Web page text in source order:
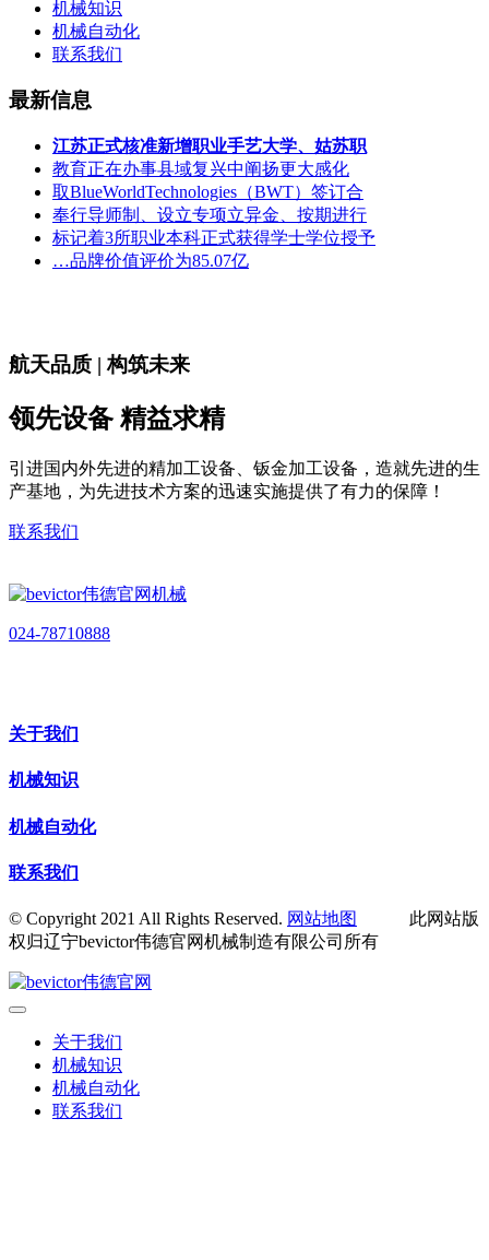
机械知识
机械自动化
联系我们
最新信息
江苏正式核准新增职业手艺大学、姑苏职
教育正在办事县域复兴中阐扬更大感化
取BlueWorldTechnologies（BWT）签订合
奉行导师制、设立专项立异金、按期进行
标记着3所职业本科正式获得学士学位授予
…品牌价值评价为85.07亿
航天品质 | 构筑未来
领先设备 精益求精
引进国内外先进的精加工设备、钣金加工设备，造就先进的生
产基地，为先进技术方案的迅速实施提供了有力的保障！
联系我们
024-78710888
关于我们
机械知识
机械自动化
联系我们
© Copyright 2021 All Rights Reserved. 网站地图
此网站版
权归辽宁bevictor伟德官网机械制造有限公司所有
关于我们
机械知识
机械自动化
联系我们